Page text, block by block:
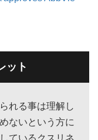
ット
れる事は理解し
ないという方に
ているクスリネ